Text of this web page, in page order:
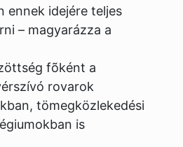
ennek idejére teljes
– magyarázza a
fõként a
rovarok
tömegközlekedési
is